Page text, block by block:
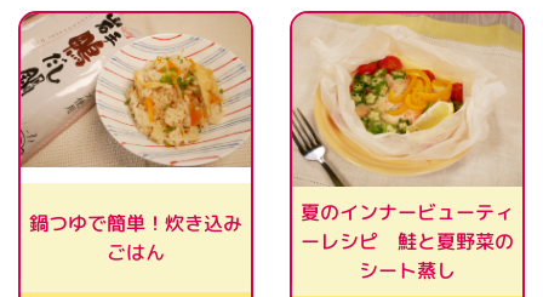
鍋つゆで簡単！炊き込み
ごはん
夏のインナービューティ
ーレシピ 鮭と夏野菜の
シート蒸し